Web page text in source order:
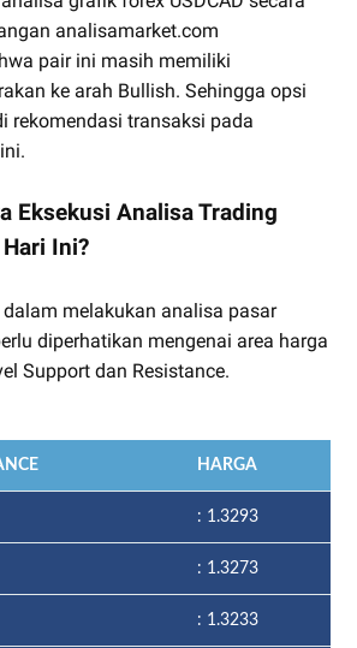
analisamarket.com
pair ini masih memiliki
ke arah Bullish. Sehingga opsi
rekomendasi transaksi pada
Eksekusi Analisa Trading
Hari Ini?
melakukan analisa pasar
diperhatikan mengenai area harga
Support dan Resistance.
HARGA
: 1.3293
: 1.3273
: 1.3233